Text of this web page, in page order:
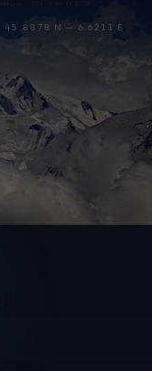
45.8878 N — 6.6211 E